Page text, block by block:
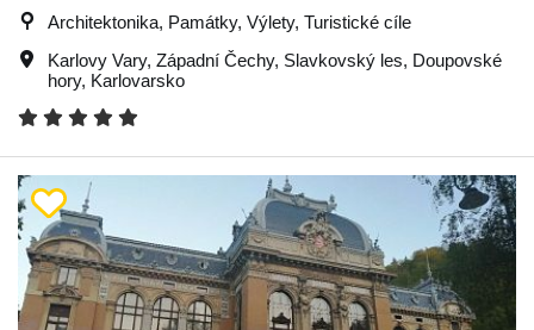
Architektonika, Památky, Výlety, Turistické cíle
Karlovy Vary, Západní Čechy, Slavkovský les, Doupovské
hory, Karlovarsko